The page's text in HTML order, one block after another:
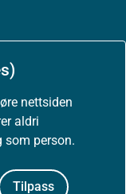
nettsiden
aldri
som person.
Tilpass